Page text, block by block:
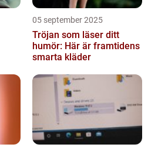
05 september 2025
Tröjan som läser ditt
humör: Här är framtidens
smarta kläder